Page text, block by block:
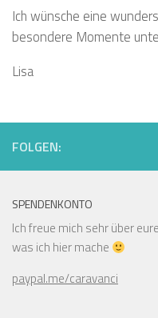
Ich wünsche eine
besondere Momente
Lisa
FOLGEN:
SPENDENKONTO
Ich freue mich sehr über
was ich hier mache
paypal.me/caravanci